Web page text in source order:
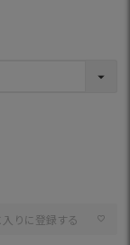
りに登録する